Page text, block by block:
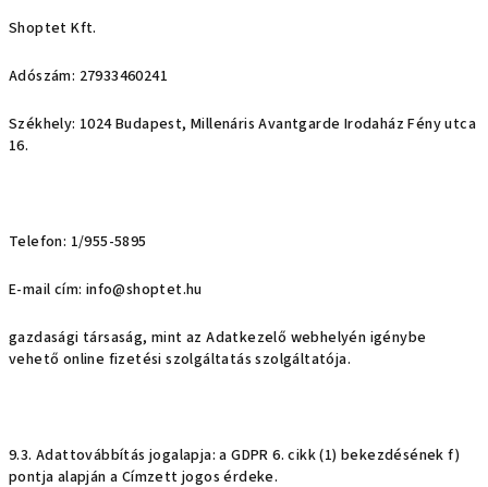
Shoptet Kft.
Adószám: 27933460241
Székhely: 1024 Budapest, Millenáris Avantgarde Irodaház Fény utca
16.
Telefon: 1/955-5895
E-mail cím: info@shoptet.hu
gazdasági társaság, mint az Adatkezelő webhelyén igénybe
vehető online fizetési szolgáltatás szolgáltatója.
9.3. Adattovábbítás jogalapja: a GDPR 6. cikk (1) bekezdésének f)
pontja alapján a Címzett jogos érdeke.